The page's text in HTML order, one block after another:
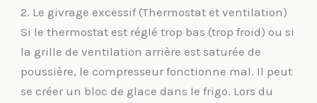
2. Le givrage excessif (Thermostat et ventilation)
Si le thermostat est réglé trop bas (trop froid) ou si
la grille de ventilation arrière est saturée de
poussière, le compresseur fonctionne mal. Il peut
se créer un bloc de glace dans le frigo. Lors du